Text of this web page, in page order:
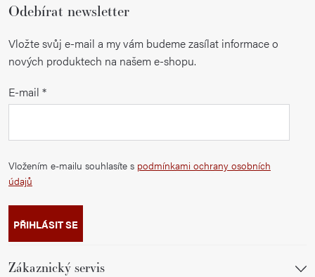
Odebírat newsletter
Vložte svůj e-mail a my vám budeme zasílat informace o
nových produktech na našem e-shopu.
E-mail
Vložením e-mailu souhlasíte s podmínkami ochrany osobních
údajů
PŘIHLÁSIT SE
Zákaznický servis